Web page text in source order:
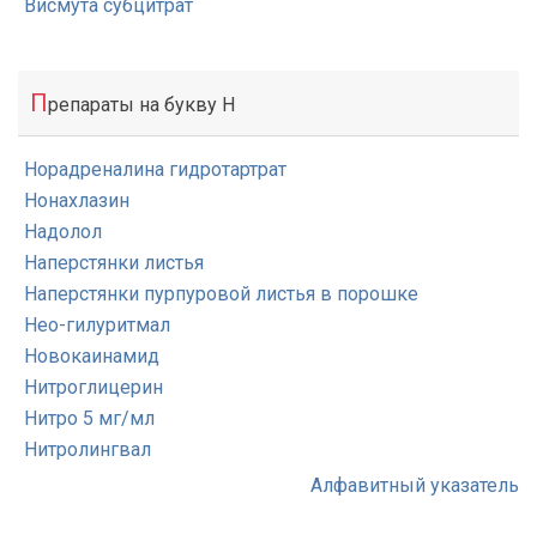
Висмута субцитрат
Препараты на букву Н
Норадреналина гидротартрат
Нонахлазин
Надолол
Наперстянки листья
Наперстянки пурпуровой листья в порошке
Нео-гилуритмал
Новокаинамид
Нитроглицерин
Нитро 5 мг/мл
Нитролингвал
Алфавитный указатель